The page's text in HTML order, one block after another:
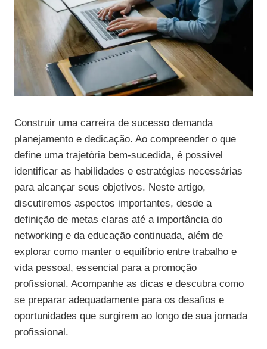
Construir uma carreira de sucesso demanda
planejamento e dedicação. Ao compreender o que
define uma trajetória bem-sucedida, é possível
identificar as habilidades e estratégias necessárias
para alcançar seus objetivos. Neste artigo,
discutiremos aspectos importantes, desde a
definição de metas claras até a importância do
networking e da educação continuada, além de
explorar como manter o equilíbrio entre trabalho e
vida pessoal, essencial para a promoção
profissional. Acompanhe as dicas e descubra como
se preparar adequadamente para os desafios e
oportunidades que surgirem ao longo de sua jornada
profissional.